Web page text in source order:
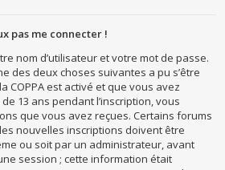
pas me connecter !
nom d’utilisateur et votre mot de passe.
des deux choses suivantes a pu s’être
COPPA est activé et que vous avez
13 ans pendant l’inscription, vous
que vous avez reçues. Certains forums
nouvelles inscriptions doivent être
ou soit par un administrateur, avant
session ; cette information était